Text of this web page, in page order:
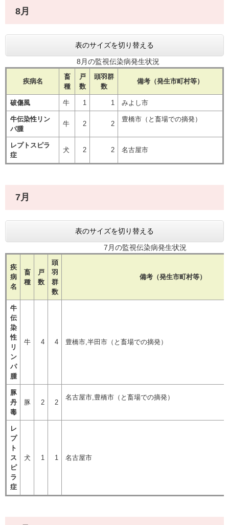
8月
表のサイズを切り替える
8月の監視伝染病発生状況
疾病名
畜
種
戸
数
頭羽群
数
備考（発生市町村等）
破傷風 牛 1 1 みよし市
牛伝染性リン
パ腫
牛 2 2
豊橋市（と畜場での摘発）
レプトスピラ
症
犬 2 2 名古屋市
7月
表のサイズを切り替える
7月の監視伝染病発生状況
疾
病
名
畜
種
戸
数
頭
羽
群
数
備考（発生市町村等）
牛
伝
染
性
リ
ン
パ
腫
牛 4 4 豊橋市,半田市（と畜場での
豚
丹
毒
豚 2 2
名古屋市,豊橋市（と畜場での
レ
プ
ト
ス
ピ
ラ
症
犬 1 1 名古屋市